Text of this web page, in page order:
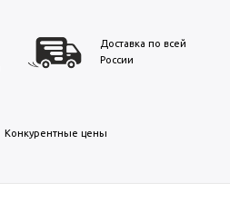
Доставка по всей
России
Конкурентные цены